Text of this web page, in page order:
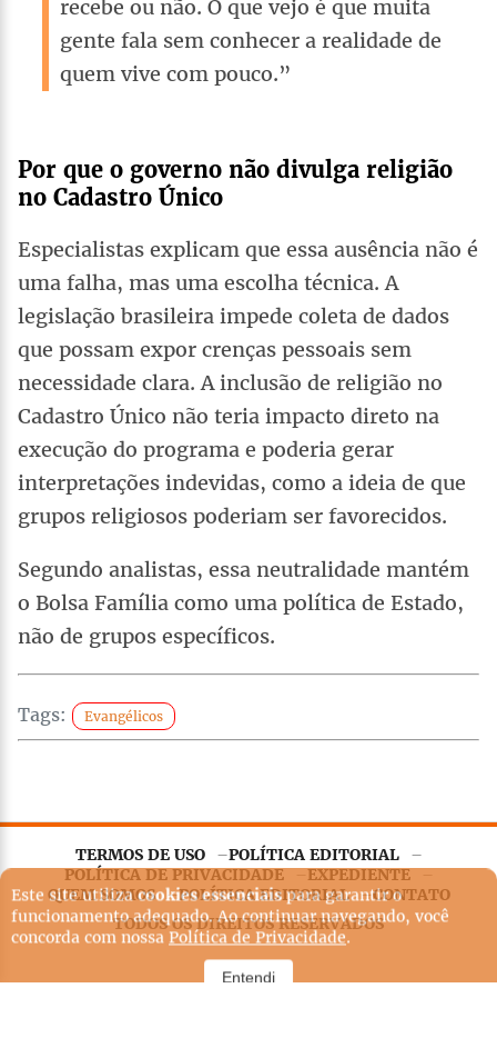
recebe ou não. O que vejo é que muita
gente fala sem conhecer a realidade de
quem vive com pouco.”
Por que o governo não divulga religião
no Cadastro Único
Especialistas explicam que essa ausência não é
uma falha, mas uma escolha técnica. A
legislação brasileira impede coleta de dados
que possam expor crenças pessoais sem
necessidade clara. A inclusão de religião no
Cadastro Único não teria impacto direto na
execução do programa e poderia gerar
interpretações indevidas, como a ideia de que
grupos religiosos poderiam ser favorecidos.
Segundo analistas, essa neutralidade mantém
o Bolsa Família como uma política de Estado,
não de grupos específicos.
Tags: Evangélicos
TERMOS DE USO
POLÍTICA EDITORIAL
POLÍTICA DE PRIVACIDADE
EXPEDIENTE
QUEM SOMOS
POLÍTICA EDITORIAL
CONTATO
TODOS OS DIREITOS RESERVADOS
Este site utilizacookies essenciaispara garantir o
funcionamento adequado. Ao continuar navegando, você
concorda com nossaPolítica de Privacidade.
Entendi